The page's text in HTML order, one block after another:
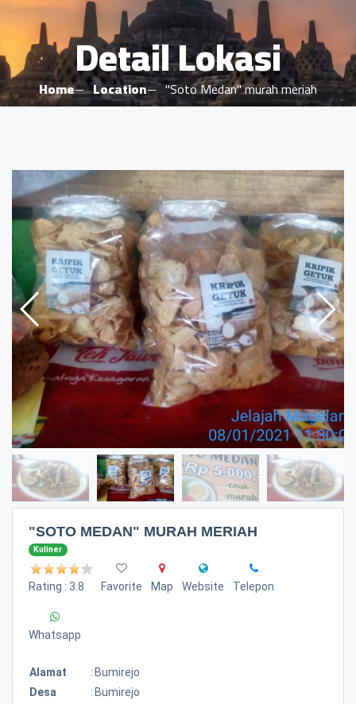
Detail Lokasi
Home Location "Soto Medan" murah meriah
"SOTO MEDAN" MURAH MERIAH
Kuliner
Rating : 3.8 Favorite Map Website Telepon
Whatsapp
Alamat : Bumirejo
Desa
: Bumirejo